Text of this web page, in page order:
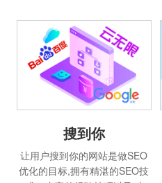
搜到你
让用户搜到你的网站是做SEO
优化的目标,拥有精湛的SEO技